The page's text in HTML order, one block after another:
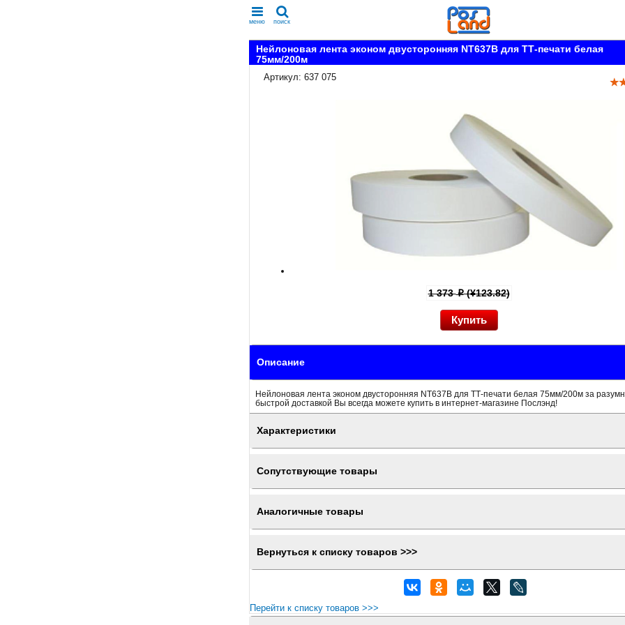
меню поиск
Нейлоновая лента эконом двусторонняя NT637B для ТТ-печати белая
75мм/200м
Артикул: 637 075
1 373p(¥123.82)
Описание
Нейлоновая лента эконом двусторонняя NT637B для ТТ-печати белая 75мм/200м за
быстрой доставкой Вы всегда можете купить в интернет-магазине Послэнд!
Характеристики
Сопутствующие товары
Аналогичные товары
Вернуться к списку товаров >>>
Перейти к списку товаров >>>